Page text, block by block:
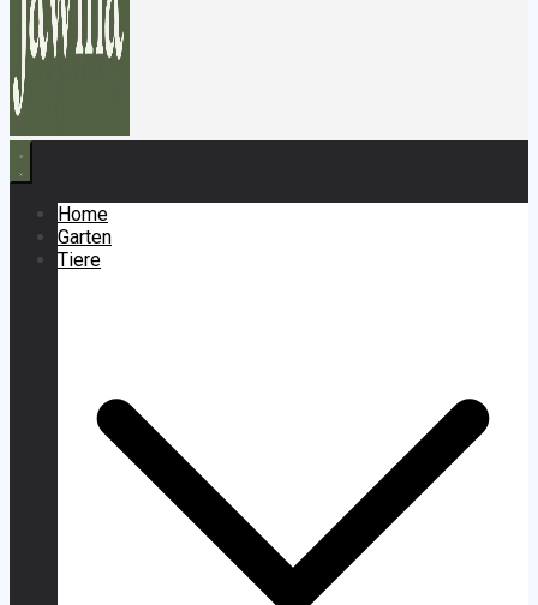
Home
Garten
Tiere